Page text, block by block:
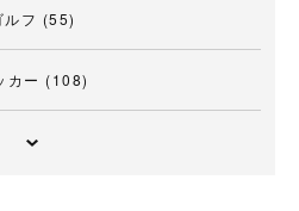
ルフ (55)
カー (108)